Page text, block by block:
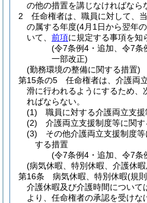
の他の措置を講じなければなら
2
任命権者は、職員に対して、
の属する年度(4月1日から翌年
いて、 前項に規定する事項を知
(令7条例4・追加、令7条
一部改正)
(勤務環境の整備に関する措置)
第15条の5
任命権者は、介護両
滑に行われるようにするため、
ればならない。
(1)
職員に対する介護両立支
(2)
介護両立支援制度等に関
(3)
その他介護両立支援制度
する措置
(令7条例4・追加、令7条
(病気休暇、特別休暇、介護休
第16条
病気休暇、特別休暇(規
介護休暇及び介護時間について
より、任命権者の承認を受けな